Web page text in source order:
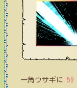
一角ウサギ に 59